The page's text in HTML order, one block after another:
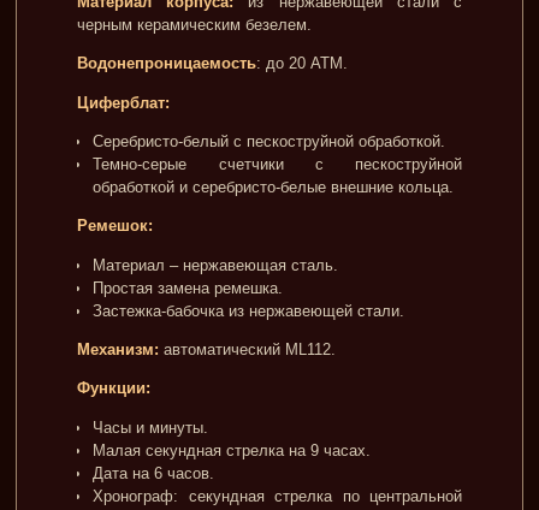
черным керамическим безелем.
Водонепроницаемость: до 20 АТМ.
Циферблат:
Серебристо-белый с пескоструйной обработкой.
Темно-серые счетчики с пескоструйной
обработкой и серебристо-белые внешние кольца.
Ремешок:
Материал – нержавеющая сталь.
Простая замена ремешка.
Застежка-бабочка из нержавеющей стали.
Механизм: автоматический ML112.
Функции:
Часы и минуты.
Малая секундная стрелка на 9 часах.
Дата на 6 часов.
Хронограф: секундная стрелка по центральной